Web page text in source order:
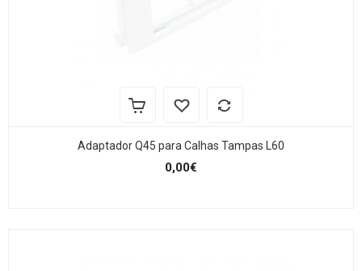
Adaptador Q45 para Calhas Tampas L60
0,00€